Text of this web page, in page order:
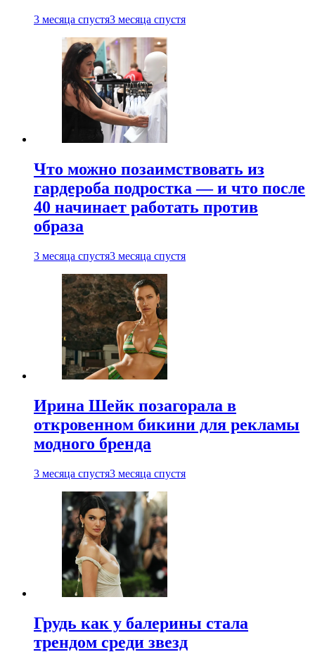
3 месяца спустя3 месяца спустя
Что можно позаимствовать из
гардероба подростка — и что после
40 начинает работать против
образа
3 месяца спустя3 месяца спустя
Ирина Шейк позагорала в
откровенном бикини для рекламы
модного бренда
3 месяца спустя3 месяца спустя
Грудь как у балерины стала
трендом среди звезд